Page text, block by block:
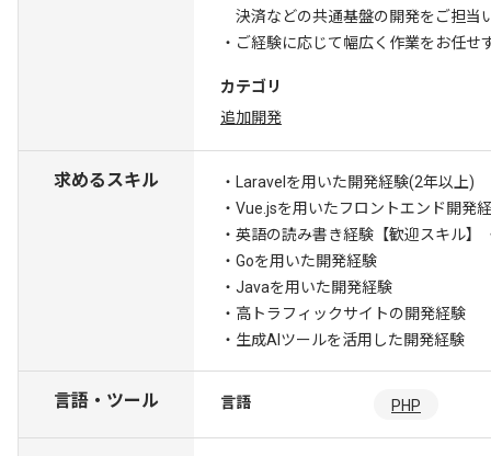
決済などの共通基盤の開発をご担当
・ご経験に応じて幅広く作業をお任せ
カテゴリ
追加開発
求めるスキル
・Laravelを用いた開発経験(2年以上)
・Vue.jsを用いたフロントエンド開発
・英語の読み書き経験 【歓迎スキル】
・Goを用いた開発経験
・Javaを用いた開発経験
・高トラフィックサイトの開発経験
・生成AIツールを活用した開発経験
言語・ツール 言語 PHP